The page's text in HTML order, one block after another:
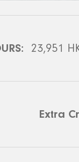
23,951
Extra